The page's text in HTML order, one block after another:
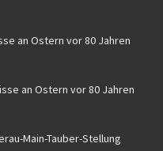
an Ostern vor 80 Jahren
an Ostern vor 80 Jahren
Main-Tauber-Stellung